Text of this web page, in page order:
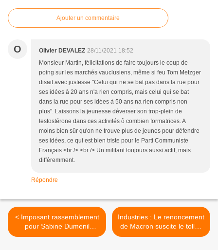
Ajouter un commentaire
O Olivier DEVALEZ 28/11/2021 18:52
Monsieur Martin, félicitations de faire toujours le coup de
poing sur les marchés vauclusiens, même si feu Tom Metzger
disait avec justesse "Celui qui ne se bat pas dans la rue pour
ses idées à 20 ans n'a rien compris, mais celui qui se bat
dans la rue pour ses idées à 50 ans na rien compris non
plus". Laissons la jeunesse déverser son trop-plein de
testostérone dans ces activités ô combien formatrices. A
moins bien sûr qu'on ne trouve plus de jeunes pour défendre
ses idées, ce qui est bien triste pour le Parti Communiste
Français.<br /> <br /> Un militant toujours aussi actif, mais
différemment.
Répondre
< Imposant rassemblement
pour Sabine Dumenil
dirigeante de la CGT de la
Industries : Le renoncement
de Macron suscite le tollé !
>